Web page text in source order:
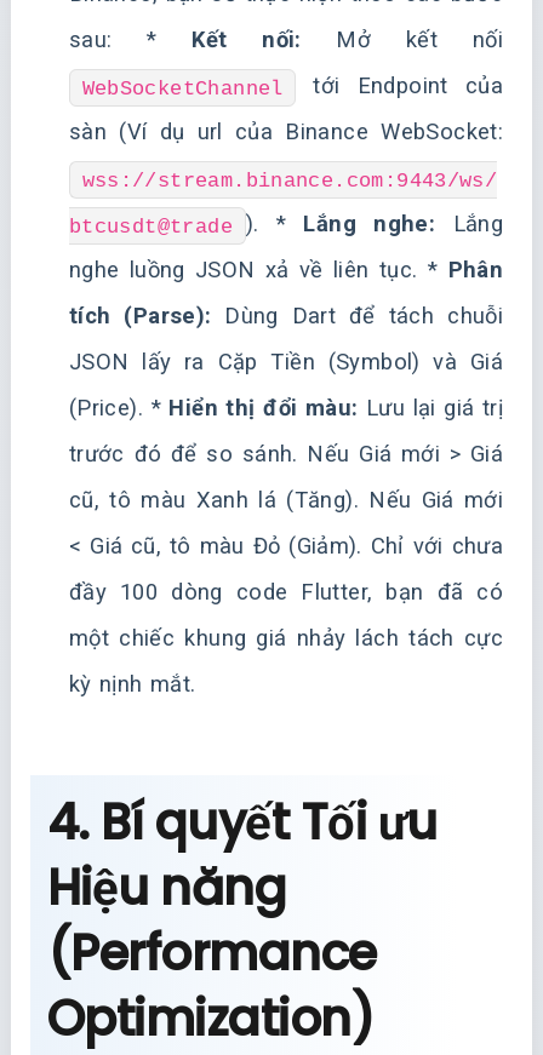
sau: * Kết nối: Mở kết nối
WebSocketChannel
tới Endpoint của
sàn (Ví dụ url của Binance WebSocket:
wss://stream.binance.com:9443/ws/
btcusdt@trade ). * Lắng nghe: Lắng
nghe luồng JSON xả về liên tục. * Phân
tích (Parse): Dùng Dart để tách chuỗi
JSON lấy ra Cặp Tiền (Symbol) và Giá
(Price). * Hiển thị đổi màu: Lưu lại giá trị
trước đó để so sánh. Nếu Giá mới > Giá
cũ, tô màu Xanh lá (Tăng). Nếu Giá mới
< Giá cũ, tô màu Đỏ (Giảm). Chỉ với chưa
đầy 100 dòng code Flutter, bạn đã có
một chiếc khung giá nhảy lách tách cực
kỳ nịnh mắt.
4. Bí quyết Tối ưu
Hiệu năng
(Performance
Optimization)